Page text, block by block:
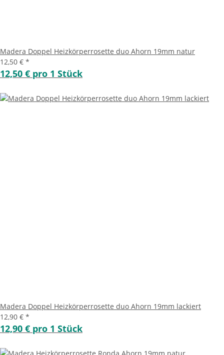
Madera Doppel Heizkörperrosette duo Ahorn 19mm natur
12,50 € *
12,50 € pro 1 Stück
Madera Doppel Heizkörperrosette duo Ahorn 19mm lackiert
12,90 € *
12,90 € pro 1 Stück